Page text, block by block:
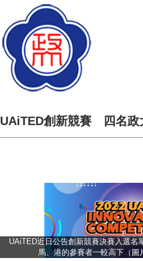
UAiTED創新競賽 四名政
UAiTED近日公告創新競賽決賽入選名
馬、港的參賽者一較高下（圖